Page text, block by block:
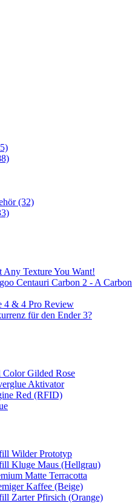
(32)
Any Texture You Want!
Centauri Carbon 2 - A Carbon
4 & 4 Pro Review
für den Ender 3?
Gilded Rose
Aktivator
Red (RFID)
Wilder Prototyp
Kluge Maus (Hellgrau)
Matte Terracotta
Kaffee (Beige)
Zarter Pfirsich (Orange)